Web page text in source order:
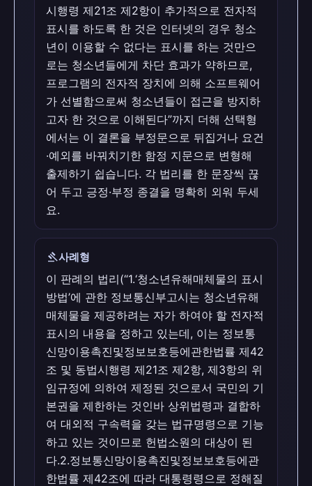
시행령 제21조 제2항이 추가적으로 전자적
표시를 하도록 한 것은 인터넷의 경우 청소
년이 이용할 수 없다는 표시를 하는 것만으
로는 청소년들에게 차단 효과가 약하므로,
프로그램의 전자적 장치에 의해 소프트웨어
가 선별함으로써 청소년들이 접근을 방지하
고자 한 것으로 이해된다”까지 더해 선택형
에서는 이 결론을 부정문으로 뒤집거나 요건
·예외를 바꿔치기한 함정 지문으로 변형해
출제하기 쉽습니다. 각 법리를 한 문장씩 끊
어 두고 긍정·부정 종결을 명확히 외워 두세
요.
gavel사례형
이 판례의 법리(“1.‘청소년유해매체물의 표시
방법’에 관한 정보통신부고시는 청소년유해
매체물을 제공하려는 자가 하여야 할 전자적
표시의 내용을 정하고 있는데, 이는 정보통
신망이용촉진및정보보호등에관한법률 제42
조 및 동법시행령 제21조 제2항, 제3항의 위
임규정에 의하여 제정된 것으로서 국민의 기
본권을 제한하는 것인바 상위법령과 결합하
여 대외적 구속력을 갖는 법규명령으로 기능
하고 있는 것이므로 헌법소원의 대상이 된
다.2.정보통신망이용촉진및정보보호등에관
한법률 제42조에 따라 대통령령으로 정해질